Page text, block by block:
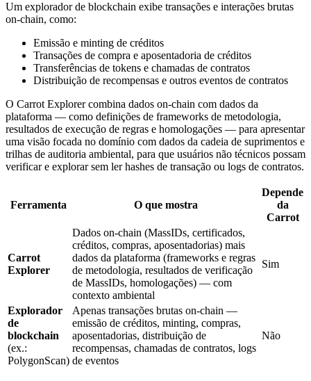
Um explorador de blockchain exibe transações e interações brutas
on-chain, como:
Emissão e minting de créditos
Transações de compra e aposentadoria de créditos
Transferências de tokens e chamadas de contratos
Distribuição de recompensas e outros eventos de contratos
O Carrot Explorer combina dados on-chain com dados da
plataforma — como definições de frameworks de metodologia,
resultados de execução de regras e homologações — para apresentar
uma visão focada no domínio com dados da cadeia de suprimentos e
trilhas de auditoria ambiental, para que usuários não técnicos possam
verificar e explorar sem ler hashes de transação ou logs de contratos.
Ferramenta O que mostra
Depende
da
Carrot
Carrot
Explorer
Dados on-chain (MassIDs, certificados,
créditos, compras, aposentadorias) mais
dados da plataforma (frameworks e regras
de metodologia, resultados de verificação
de MassIDs, homologações) — com
contexto ambiental
Sim
Explorador
de
blockchain
(ex.:
PolygonScan)
Apenas transações brutas on-chain —
emissão de créditos, minting, compras,
aposentadorias, distribuição de
recompensas, chamadas de contratos, logs
de eventos
Não